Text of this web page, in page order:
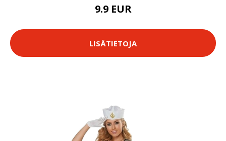
9.9 EUR
LISÄTIETOJA